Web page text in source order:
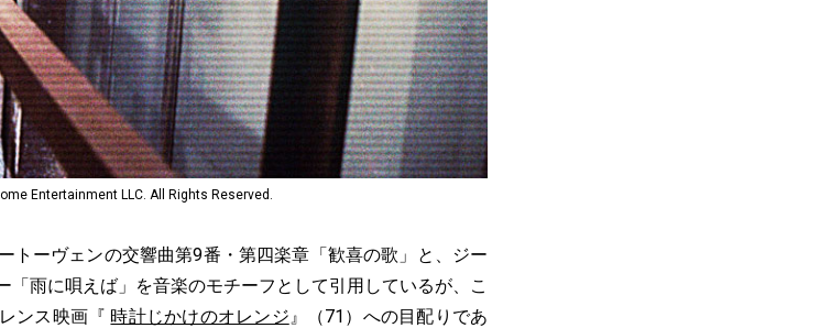
Entertainment LLC. All Rights Reserved.
ーヴェンの交響曲第9番・第四楽章「歓喜の歌」と、ジー
「雨に唄えば」を音楽のモチーフとして引用しているが、こ
ンス映画『 時計じかけのオレンジ 』（71）への目配りであ